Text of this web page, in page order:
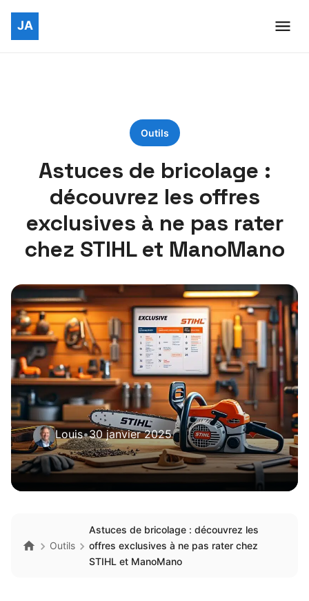
Outils
Astuces de bricolage :
découvrez les offres
exclusives à ne pas rater
chez STIHL et ManoMano
Louis•30 janvier 2025
Outils
Astuces de bricolage : découvrez les
offres exclusives à ne pas rater chez
STIHL et ManoMano